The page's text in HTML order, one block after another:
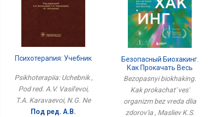
Психотерапия: Учебник
Psikhoterapiia: Uchebnik ,
Pod red. A.V. Vasil'evoi,
T.A. Karavaevoi, N.G. Ne
Под ред. А.В.
Безопасный Биохакинг.
Как Прокачать Весь
Организм Без Вреда
Для Здоровья
Bezopasnyi biokhaking.
Kak prokachat' ves'
organizm bez vreda dlia
zdorov'ia , Masliev K.S.